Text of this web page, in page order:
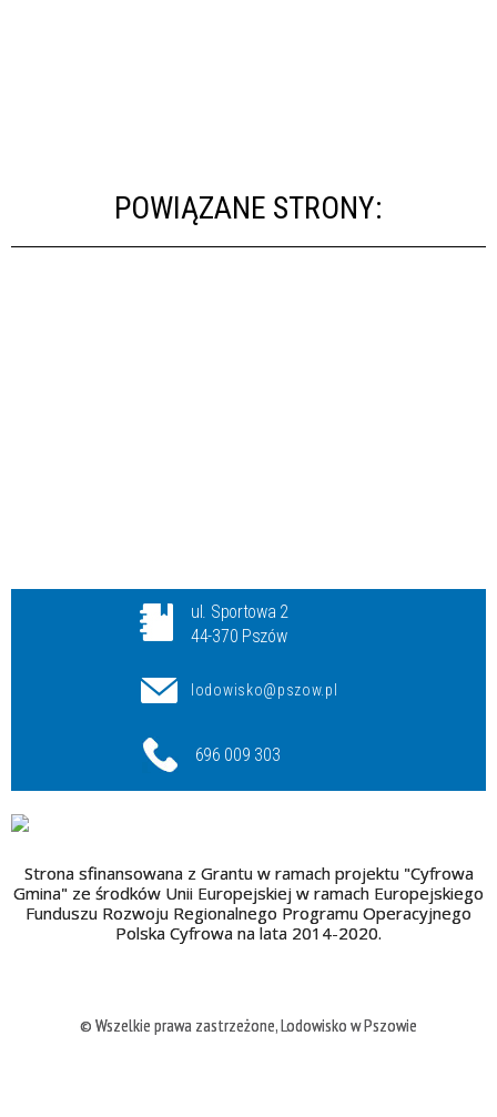
POWIĄZANE STRONY:
ul. Sportowa 2
44-370 Pszów
lodowisko@pszow.pl
696 009 303
Strona sfinansowana z Grantu w ramach projektu "Cyfrowa
Gmina" ze środków Unii Europejskiej w ramach Europejskiego
Funduszu Rozwoju Regionalnego Programu Operacyjnego
Polska Cyfrowa na lata 2014-2020.
© Wszelkie prawa zastrzeżone, Lodowisko w Pszowie